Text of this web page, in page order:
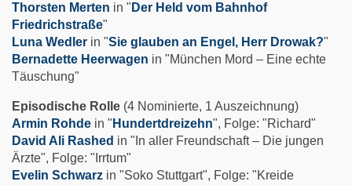
Thorsten Merten in " Der Held vom Bahnhof
Friedrichstraße"
Luna Wedler in "Sie glauben an Engel, Herr Drowak?"
Bernadette Heerwagen in "München Mord – Eine echte
Täuschung"
Episodische Rolle (4 Nominierte, 1 Auszeichnung)
Armin Rohde in " Hundertdreizehn", Folge: "Richard"
David Ali Rashed in "In aller Freundschaft – Die jungen
Ärzte", Folge: "Irrtum"
Evelin Schwarz in "Soko Stuttgart", Folge: "Kreide